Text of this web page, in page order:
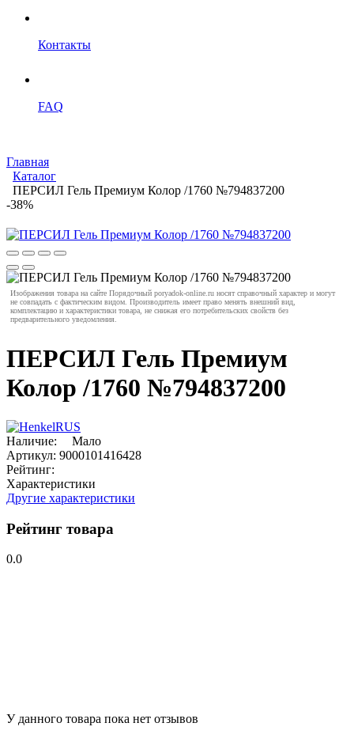
Контакты
FAQ
Главная
Каталог
ПЕРСИЛ Гель Премиум Колор /1760 №794837200
-38%
Изображения товара на сайте Порядочный poryadok-online.ru носят справочный характер и могут
не совпадать с фактическим видом. Производитель имеет право менять внешний вид,
комплектацию и характеристики товара, не снижая его потребительских свойств без
предварительного уведомления.
ПЕРСИЛ Гель Премиум
Колор /1760 №794837200
Наличие:
Мало
Артикул: 9000101416428
Рейтинг:
Характеристики
Другие характеристики
Рейтинг товара
0.0
У данного товара пока нет отзывов